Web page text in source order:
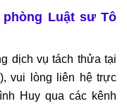
Luật sư Tô
dịch vụ tách thửa tại
vui lòng liên hệ trực
Huy qua các kênh